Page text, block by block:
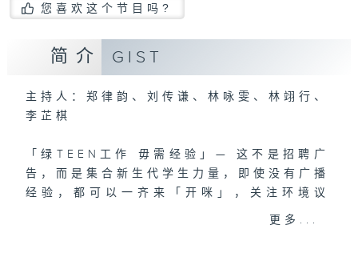
您喜欢这个节目吗?
简介 GIST
主持人：郑律韵、刘传谦、林咏雯、林翊行、
李芷棋
「绿TEEN工作 毋需经验」— 这不是招聘广
告，而是集合新生代学生力量，即使没有广播
经验，都可以一齐来「开咪」，关注环境议
更多...